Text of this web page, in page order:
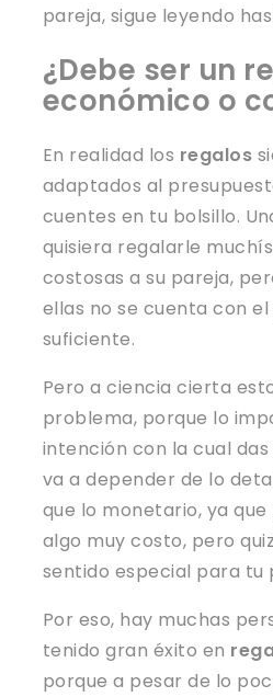
pareja, sigue leyendo
¿Debe ser un
económico o
En realidad los regalos
adaptados al
cuentes en tu bolsillo.
quisiera regalarle
costosas a su pareja,
ellas no se cuenta con
suficiente.
Pero a ciencia cierta
problema, porque lo
intención con la cual
va a depender de lo
que lo monetario, ya
algo muy costo, pero
sentido especial para tu
Por eso, hay muchas
tenido gran éxito en
porque a pesar de lo